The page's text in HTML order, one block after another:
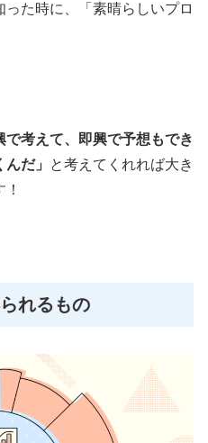
た時に、「素晴らしいプロ
で考えて、即興で予想もでき
だ」
と考えてくれれば大き
れるもの